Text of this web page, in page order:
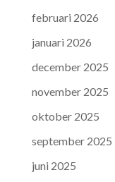
februari 2026
januari 2026
december 2025
november 2025
oktober 2025
september 2025
juni 2025